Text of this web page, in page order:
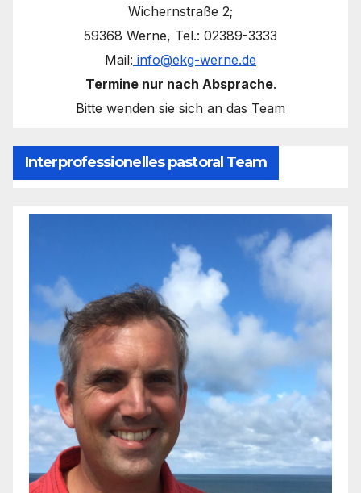
Wichernstraße 2;
59368 Werne, Tel.: 02389-3333
Mail: info@ekg-werne.de
Termine nur nach Absprache.
Bitte wenden sie sich an das Team
Interprofessionelles pastoral Team